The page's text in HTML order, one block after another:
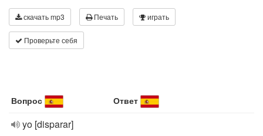
скачать mp3 Печать играть
Проверьте себя
Вопрос Ответ
yo [disparar]